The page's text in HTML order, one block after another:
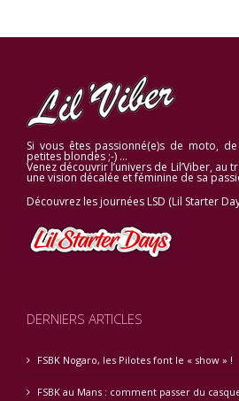
Si vous êtes passionné(e)s de moto,
petites blondes ;-) …
Venez découvrir l’univers de Lil’Viber, au
une vision décalée et féminine de sa
Découvrez les journées LSD (Lil Starter
DERNIERS ARTICLES
FSBK Nogaro, les Pilotes font le « show » !
FSBK au Mans : comment passer du